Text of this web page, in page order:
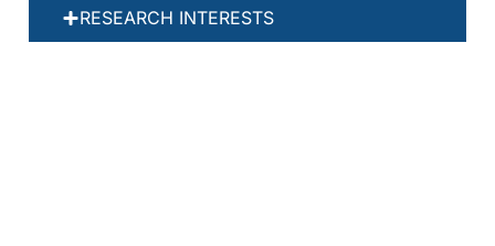
RESEARCH INTERESTS